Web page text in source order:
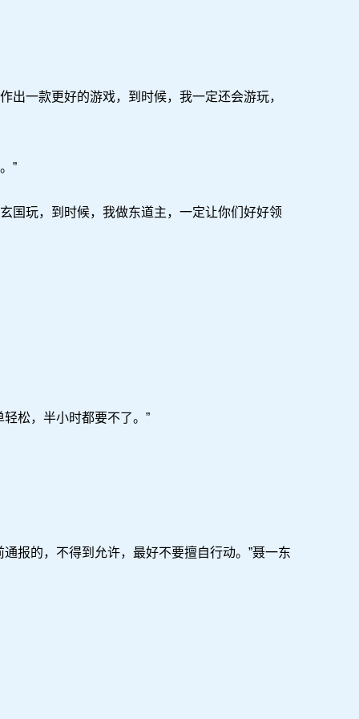
一款更好的游戏，到时候，我一定还会游玩，
”
玩，到时候，我做东道主，一定让你们好好领
松，半小时都要不了。”
的，不得到允许，最好不要擅自行动。”聂一东